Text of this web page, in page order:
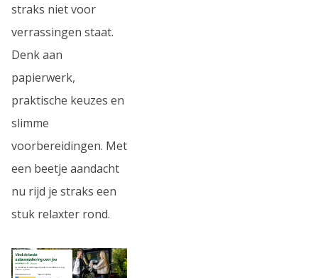
straks niet voor
verrassingen staat.
Denk aan
papierwerk,
praktische keuzes en
slimme
voorbereidingen. Met
een beetje aandacht
nu rijd je straks een
stuk relaxter rond.